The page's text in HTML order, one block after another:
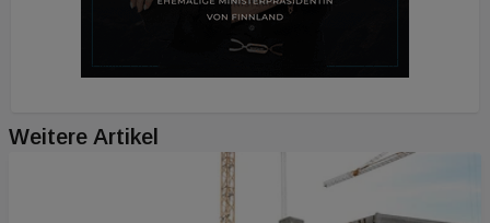
Weitere Artikel